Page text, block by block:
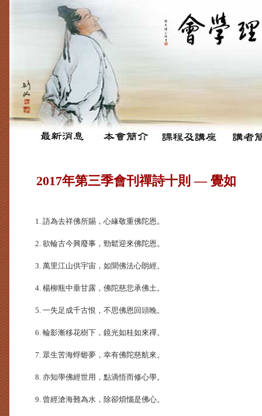
2017年第三季會刊禪詩十則 — 覺如
1. 語為去祥佛所賜，心緣敬重佛陀恩。
2. 欲輪古今興廢事，勁鬆迎來佛陀恩。
3. 萬里江山供宇宙，如聞佛法心朗經。
4. 楊柳瓶中垂甘露，佛陀慈悲承佛土。
5. 一失足成千古恨，不思佛恩回頭晚。
6. 輪影漸移花樹下，鏡光如桂如來禪。
7. 眾生苦海蜉蝣夢，幸有佛陀慈航來。
8. 亦知學佛經世用，點滴悟而修心學。
9. 曾經滄海難為水，除卻煩惱是佛心。